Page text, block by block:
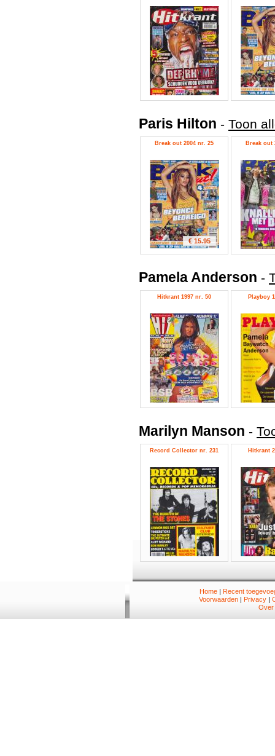
Paris Hilton - Toon
Break out 2004 nr. 25
€ 15.95
Break out
Pamela Anderson -
Hitkrant 1997 nr. 50 Playboy
Marilyn Manson -
Record Collector nr. 231 Hitkrant
Home| Recent
Voorwaarden | Privacy |
Over